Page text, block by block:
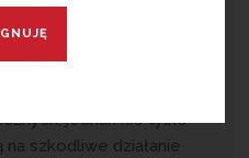
temu problemowi.
jednak nie tylko
na szkodliwe działanie